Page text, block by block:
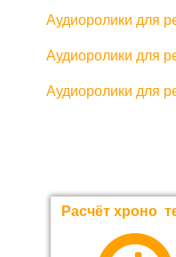
Аудиоролики для
Аудиоролики для
Аудиоролики для
Расчёт хроно